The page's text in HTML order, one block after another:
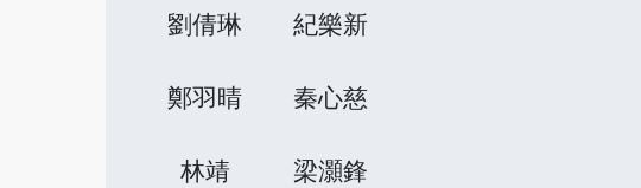
劉倩琳 紀樂新
鄭羽晴 秦心慈
林靖 梁灝鋒